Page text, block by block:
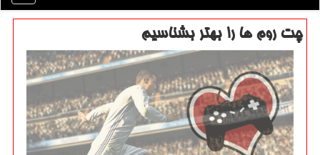
چت روم ها را بهتر بشناسیم